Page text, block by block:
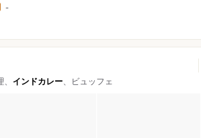
-
インドカレー、ビュッフェ